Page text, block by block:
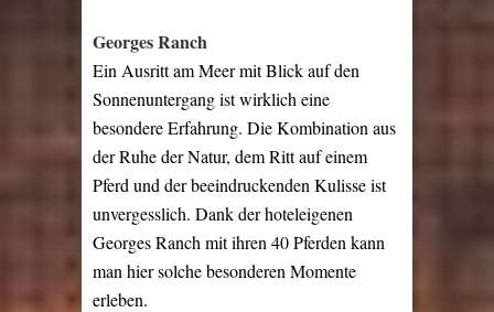
Georges Ranch
Ein Ausritt am Meer mit Blick auf den
Sonnenuntergang ist wirklich eine
besondere Erfahrung. Die Kombination aus
der Ruhe der Natur, dem Ritt auf einem
Pferd und der beeindruckenden Kulisse ist
unvergesslich. Dank der hoteleigenen
Georges Ranch mit ihren 40 Pferden kann
man hier solche besonderen Momente
erleben.